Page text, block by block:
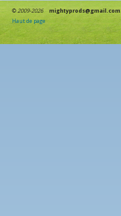
©2009-2026
mightyprods@gmail.com
Haut de page